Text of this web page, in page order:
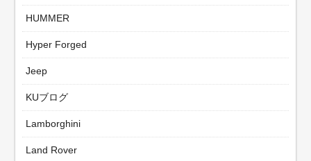
HUMMER
Hyper Forged
Jeep
KUブログ
Lamborghini
Land Rover